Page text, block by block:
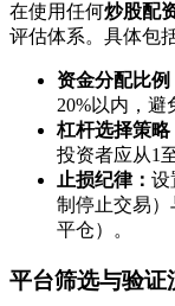
在使用任何炒股配
评估体系。具体包
资金分配比例
20%以内，避
杠杆选择策略
投资者应从1
止损纪律： 设
制停止交易）
平仓）。
平台筛选与验证